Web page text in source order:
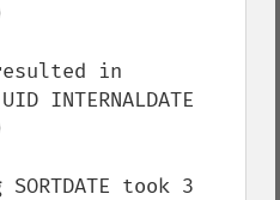
in
took 3